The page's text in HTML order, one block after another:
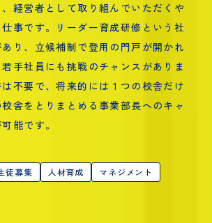
経営者として取り組んでいただくや
仕事です。リーダー育成研修という社
り、立候補制で登用の門戸が開かれ
手社員にも挑戦のチャンスがありま
不要で、将来的には１つの校舎だけ
舎をとりまとめる事業部長へのキャ
能です。
徒募集 人材育成 マネジメント